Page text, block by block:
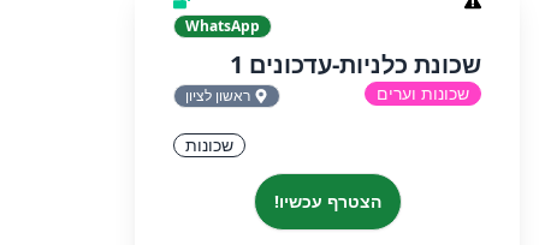
WhatsApp
שכונת כלניות-עדכונים 1
שכונות וערים ראשון לציון
שכונות
הצטרף עכשיו!